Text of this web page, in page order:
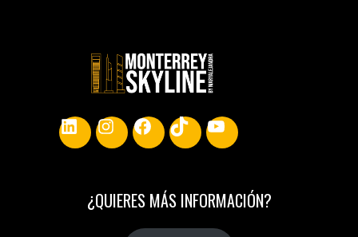
LinkedInInstagram
Facebook
TikTokYouTube
¿QUIERES MÁS INFORMACIÓN?